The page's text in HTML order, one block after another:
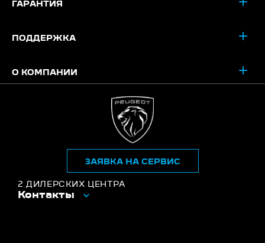
ГАРАНТИЯ
ПОДДЕРЖКА
О КОМПАНИИ
2 ДИЛЕРСКИХ ЦЕНТРА
Контакты
ЗАЯВКА НА СЕРВИС